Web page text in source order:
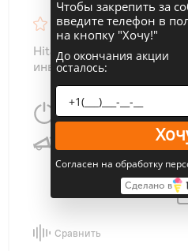
4.6 76
Hitachi RAK-25RPE/RAC-
инвертор
2500 Вт
Сравнить
Чтобы закрепить за
введите телефон в
на кнопку "Хочу!"
До окончания акции
осталось:
Согласен на обработку
Сделано в